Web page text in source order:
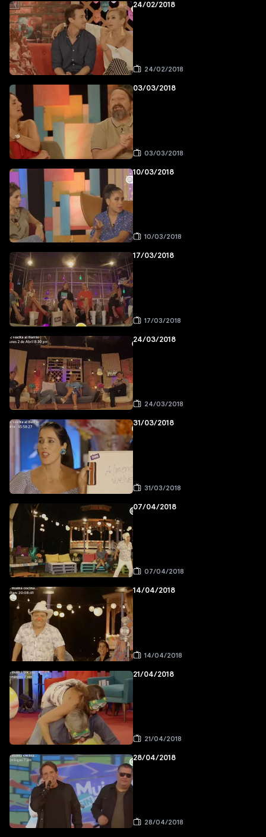
24/02/2018
24/02/2018
03/03/2018
03/03/2018
10/03/2018
10/03/2018
17/03/2018
17/03/2018
24/03/2018
24/03/2018
31/03/2018
31/03/2018
07/04/2018
07/04/2018
14/04/2018
14/04/2018
21/04/2018
21/04/2018
28/04/2018
28/04/2018